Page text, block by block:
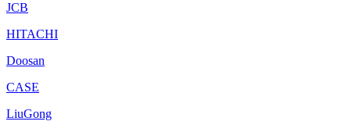
JCB
HITACHI
Doosan
CASE
LiuGong